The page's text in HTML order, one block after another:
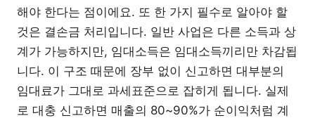
해야 한다는 점이에요. 또 한 가지 필수로 알아야 할
것은 결손금 처리입니다. 일반 사업은 다른 소득과 상
계가 가능하지만, 임대소득은 임대소득끼리만 차감됩
니다. 이 구조 때문에 장부 없이 신고하면 대부분의
임대료가 그대로 과세표준으로 잡히게 됩니다. 실제
로 대충 신고하면 매출의 80~90%가 순이익처럼 계